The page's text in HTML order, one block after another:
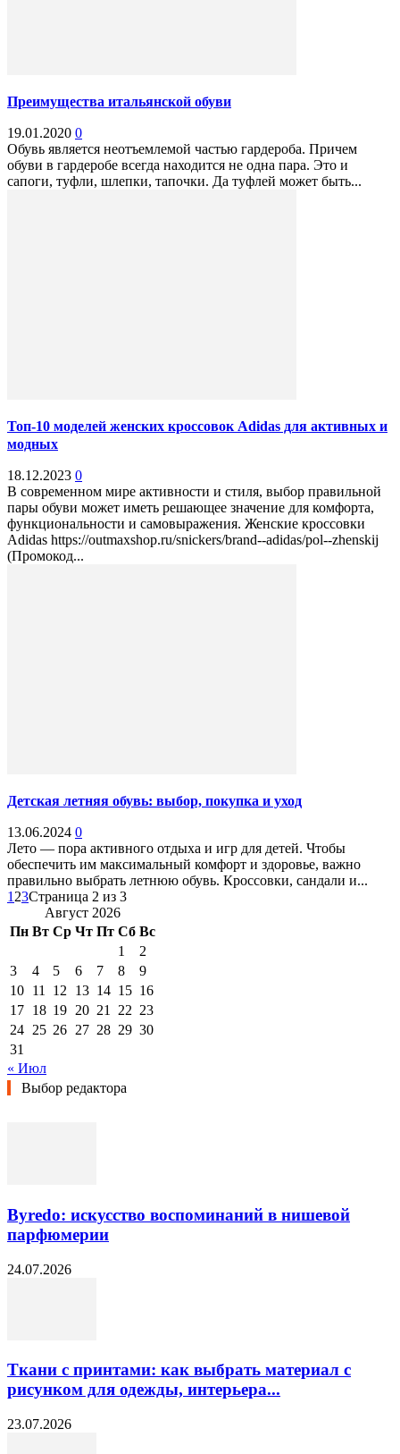
Преимущества итальянской обуви
19.01.2020 0
Обувь является неотъемлемой частью гардероба. Причем
обуви в гардеробе всегда находится не одна пара. Это и
сапоги, туфли, шлепки, тапочки. Да туфлей может быть...
Топ-10 моделей женских кроссовок Adidas для активных и
модных
18.12.2023 0
В современном мире активности и стиля, выбор правильной
пары обуви может иметь решающее значение для комфорта,
функциональности и самовыражения. Женские кроссовки
Adidas https://outmaxshop.ru/snickers/brand--adidas/pol--zhenskij
(Промокод...
Детская летняя обувь: выбор, покупка и уход
13.06.2024 0
Лето — пора активного отдыха и игр для детей. Чтобы
обеспечить им максимальный комфорт и здоровье, важно
правильно выбрать летнюю обувь. Кроссовки, сандали и...
1 23Страница 2 из 3
Август 2026
Пн Вт Ср Чт Пт Сб Вс
1
2
3
4 5 6 7 8
9
10 11 12 13 14 15 16
17 18 19 20 21 22 23
24 25 26 27 28 29 30
31
« Июл
Выбор редактора
Byredo: искусство воспоминаний в нишевой
парфюмерии
24.07.2026
Ткани с принтами: как выбрать материал с
рисунком для одежды, интерьера...
23.07.2026